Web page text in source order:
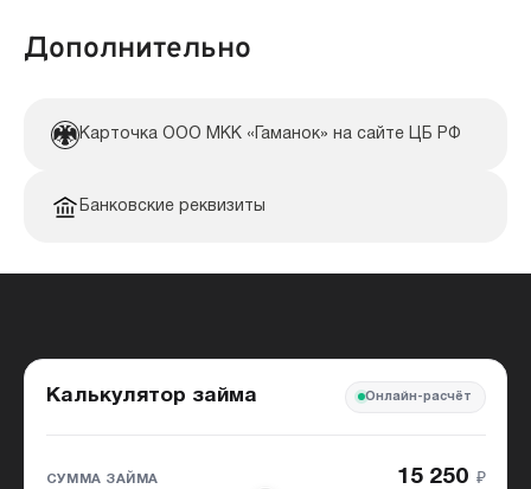
Дополнительно
Карточка ООО МКК «Гаманок» на сайте ЦБ РФ
Банковские реквизиты
Калькулятор займа Онлайн-расчёт
СУММА ЗАЙМА 15 250 ₽